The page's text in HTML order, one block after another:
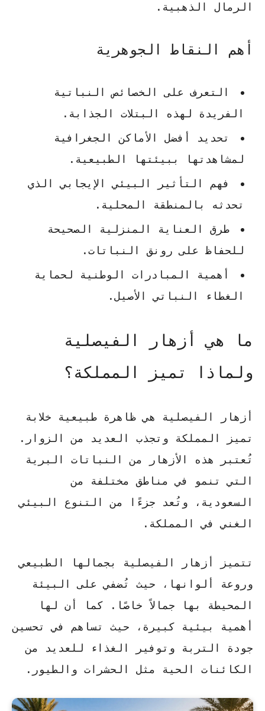
الرمال الذهبية.
أهم النقاط الجوهرية
التعرف على الخصائص النباتية
الفريدة لهذه البتلات الجذابة.
تحديد أفضل الأماكن الجغرافية
لمشاهدتها ببيئتها الطبيعية.
فهم التأثير البيئي الإيجابي الذي
تحدثه بالمنطقة المحلية.
طرق العناية المنزلية الصحيحة
للحفاظ على رونق النباتات.
أهمية المبادرات الوطنية لحماية
الغطاء النباتي الأصيل.
ما هي أزهار الفيصلية
ولماذا تميز المملكة؟
أزهار الفيصلية هي ظاهرة طبيعية خلابة
تميز المملكة وتجذب العديد من الزوار.
تُعتبر هذه الأزهار من النباتات البرية
التي تنمو في مناطق مختلفة من
السعودية، وتُعد جزءًا من التنوع البيئي
الغني في المملكة.
تتميز أزهار الفيصلية
بجمالها الطبيعي
وروعة ألوانها، حيث تُضفي على البيئة
المحيطة بها جمالاً خاصًا. كما أن لها
أهمية بيئية كبيرة، حيث تساهم في
تحسين
جودة التربة وتوفير الغذاء للعديد من
الكائنات الحية مثل الحشرات والطيور.